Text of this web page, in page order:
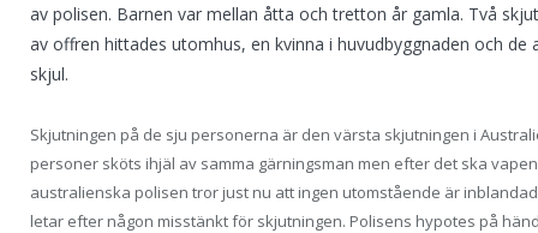
av polisen. Barnen var mellan åtta och tretton år gamla. Två
av offren hittades utomhus, en kvinna i huvudbyggnaden och
skjul.
Skjutningen på de sju personerna är den värsta skjutningen i
personer sköts ihjäl av samma gärningsman men efter det ska
australienska polisen tror just nu att ingen utomstående är
letar efter någon misstänkt för skjutningen. Polisens hypotes på